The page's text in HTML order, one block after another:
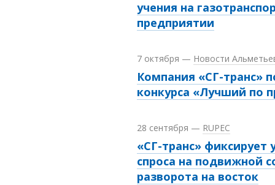
учения на
предприятии
7 октября — Новости
Компания «СГ-транс»
конкурса «Лучший по
28 сентября — RUPEC
«СГ-транс» фиксирует
спроса на подвижной
разворота на восток